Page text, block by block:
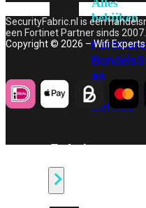
Alles
bekijken
FortiCare
Bundels
as
a
Service
Endpoint
SecurityFabric.nl is een
een Fortinet Partner sinds 2007.
Copyright © 2026 – Wifi Experts